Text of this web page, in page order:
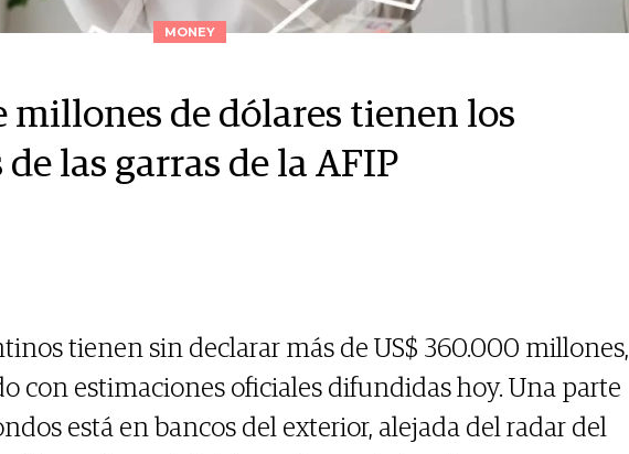
MONEY
millones de dólares tienen los
las garras de la AFIP
tienen sin declarar más de US$ 360.000 millones,
con estimaciones oficiales difundidas hoy. Una parte
está en bancos del exterior, alejada del radar del